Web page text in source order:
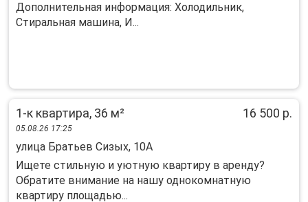
Дополнительная информация: Холодильник,
Стиральная машина, И...
1-к квартира, 36 м² 16 500 р.
05.08.26 17:25
улица Братьев Сизых, 10А
Ищете стильную и уютную квартиру в аренду?
Обратите внимание на нашу однокомнатную
квартиру площадью...